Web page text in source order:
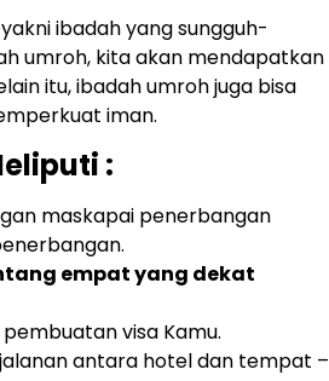
ibadah yang sungguh-
umroh, kita akan mendapatkan
itu, ibadah umroh juga bisa
iman.
:
maskapai penerbangan
empat yang dekat
visa Kamu.
antara hotel dan tempat –